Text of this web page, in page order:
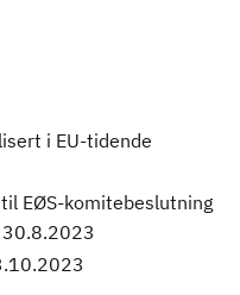
i EU-tidende
EØS-komitebeslutning